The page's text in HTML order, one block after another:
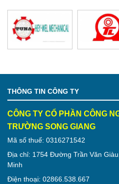
THÔNG TIN CÔNG TY
CÔNG TY CỔ PHẦN CÔNG
TRƯỜNG SONG GIANG
Mã số thuế: 0316271542
Địa chỉ: 1754 Đường Trần Văn
Minh
Điện thoại: 02866.538.667